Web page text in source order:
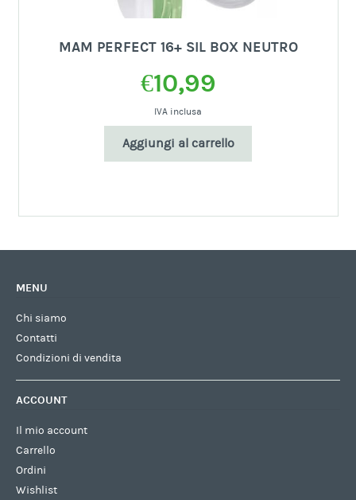
MAM PERFECT 16+ SIL BOX NEUTRO
€10,99
IVA inclusa
Aggiungi al carrello
MENU
Chi siamo
Contatti
Condizioni di vendita
ACCOUNT
Il mio account
Carrello
Ordini
Wishlist